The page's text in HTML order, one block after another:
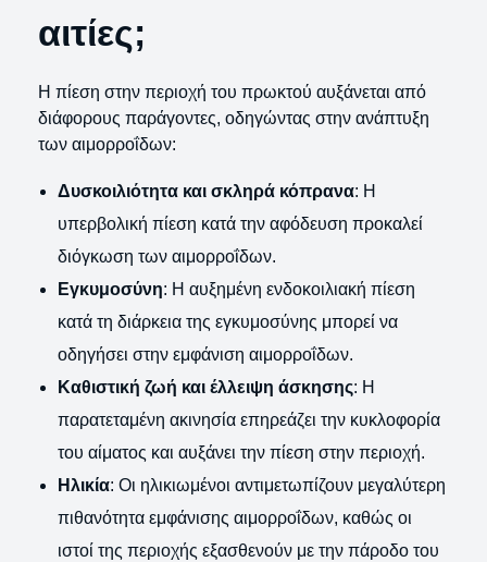
αιτίες;
Η πίεση στην περιοχή του πρωκτού αυξάνεται από
διάφορους παράγοντες, οδηγώντας στην ανάπτυξη
των αιμορροΐδων:
Δυσκοιλιότητα και σκληρά κόπρανα: Η
υπερβολική πίεση κατά την αφόδευση προκαλεί
διόγκωση των αιμορροΐδων.
Εγκυμοσύνη: Η αυξημένη ενδοκοιλιακή πίεση
κατά τη διάρκεια της εγκυμοσύνης μπορεί να
οδηγήσει στην εμφάνιση αιμορροΐδων.
Καθιστική ζωή και έλλειψη άσκησης: Η
παρατεταμένη ακινησία επηρεάζει την κυκλοφορία
του αίματος και αυξάνει την πίεση στην περιοχή.
Ηλικία: Οι ηλικιωμένοι αντιμετωπίζουν μεγαλύτερη
πιθανότητα εμφάνισης αιμορροΐδων, καθώς οι
ιστοί της περιοχής εξασθενούν με την πάροδο του